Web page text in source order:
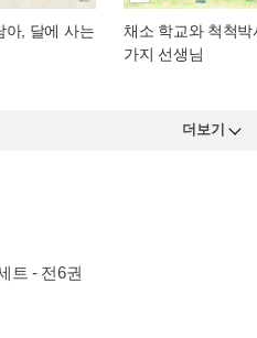
아, 달에 사는
채소 학교와 척척박
가지 선생님
더보기
트 - 전6권